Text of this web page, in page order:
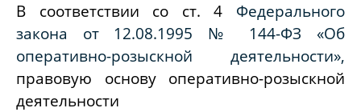
В соответствии со ст. 4 Федерального
закона от 12.08.1995 № 144-ФЗ «Об
оперативно-розыскной деятельности»,
правовую основу оперативно-розыскной
деятельности